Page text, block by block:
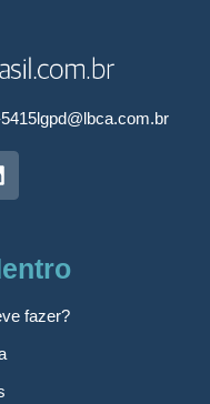
lgpd@lbca.com.br
fazer?